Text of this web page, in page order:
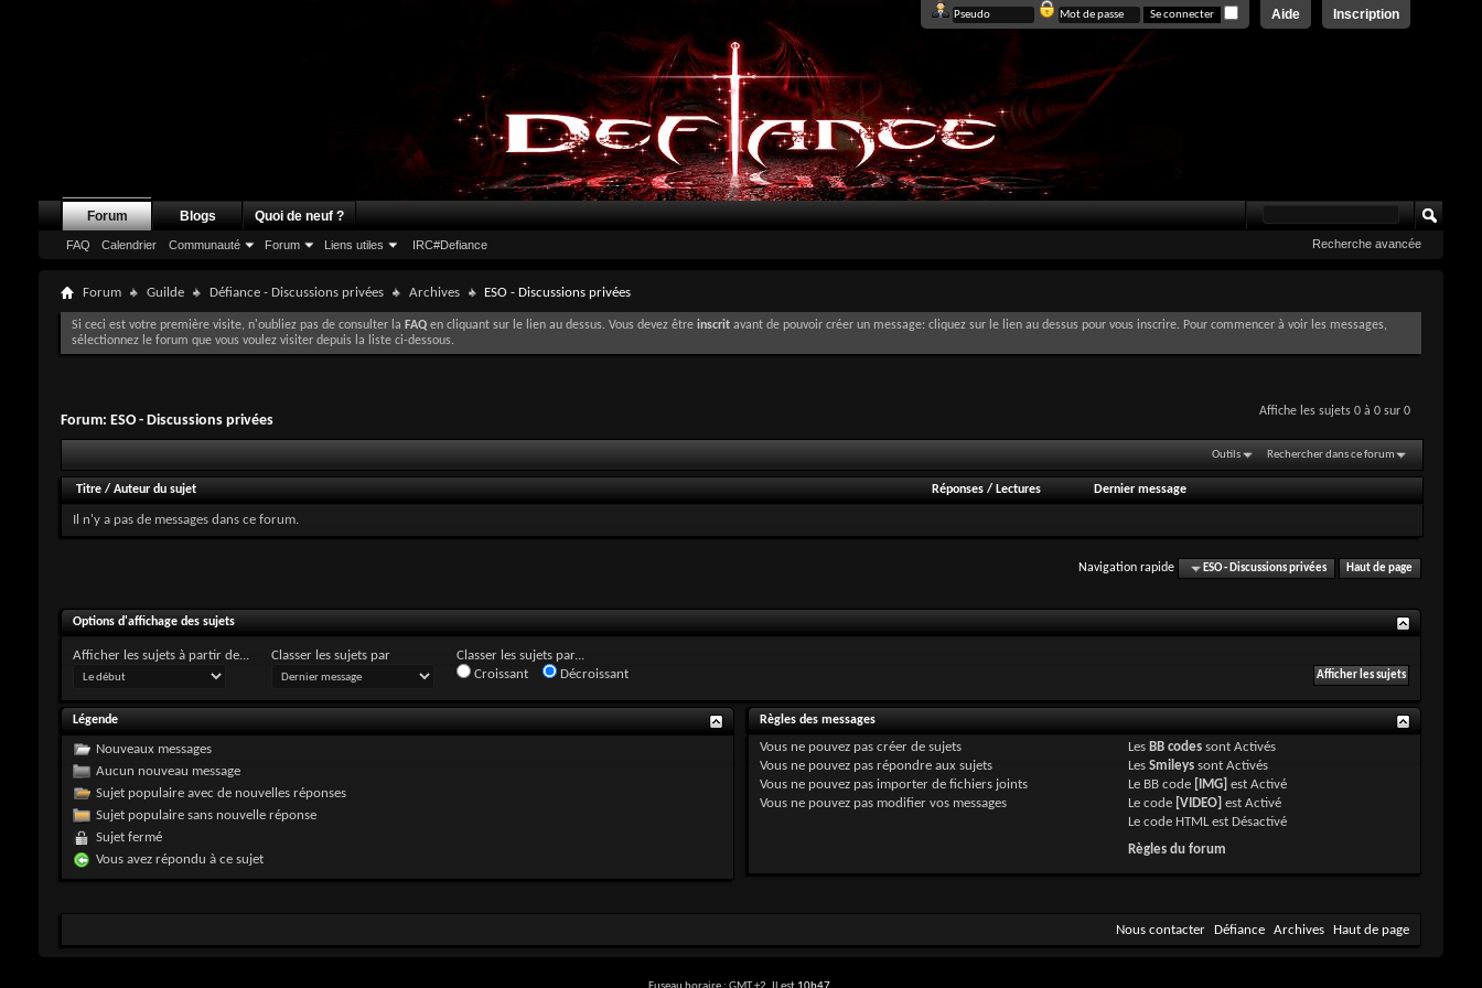
Inscription
Aide
Forum
FAQ Calendrier Communauté Forum Liens utiles IRC#Defiance
Blogs Quoi de neuf ?
Recherche avancée
Forum Guilde Défiance - Discussions privées Archives ESO - Discussions privées
Si ceci est votre première visite, n'oubliez pas de consulter la FAQ en cliquant sur le lien au dessus. Vous devez être inscrit avant de pouvoir créer un message: cliquez sur le lien au dessus pour vous inscrire. Pour commencer à voir les messages,
sélectionnez le forum que vous voulez visiter depuis la liste ci-dessous.
Affiche les sujets 0 à 0 sur 0
Forum: ESO - Discussions privées
Outils Rechercher dans ce forum
Titre / Auteur du sujet Réponses/ Lectures Dernier message
Il n'y a pas de messages dans ce forum.
Navigation rapide ESO - Discussions privées Haut de page
Options d'affichage des sujets
Afficher les sujets à partir de... Classer les sujets par
Classer les sujets par...
Croissant
Décroissant
Légende
Nouveaux messages
Aucun nouveau message
Sujet populaire avec de nouvelles réponses
Sujet populaire sans nouvelle réponse
Sujet fermé
Vous avez répondu à ce sujet
Règles des messages
Vous ne pouvez pas créer de sujets
Vous ne pouvez pas répondre aux sujets
Vous ne pouvez pas importer de fichiers joints
Vous ne pouvez pas modifier vos messages
Les BB codes sontActivés
LesSmileys sontActivés
Le BB code [IMG] estActivé
Le code [VIDEO] estActivé
Le code HTML est Désactivé
Règles du forum
Nous contacter Défiance Archives Haut de page